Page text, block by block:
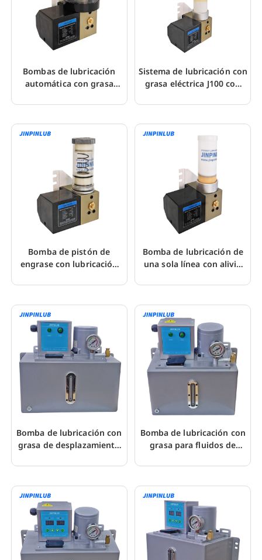
Bombas de lubricación
automática con grasa
7C
Sistema de lubricación con
grasa eléctrica J100 con
Bomba de pistón de
engrase con lubricación
Bomba de lubricación de
una sola línea con alivio
Bomba de lubricación con
grasa de desplazamiento
Bomba de lubricación con
grasa para fluidos de
JMG4